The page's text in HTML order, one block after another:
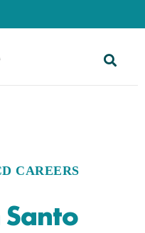
CAREERS
Santo